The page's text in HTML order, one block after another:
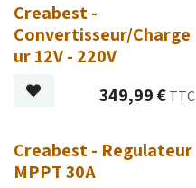
Creabest -
Convertisseur/Charge
ur 12V - 220V
349,99€ TTC
Creabest - Regulateur
MPPT 30A